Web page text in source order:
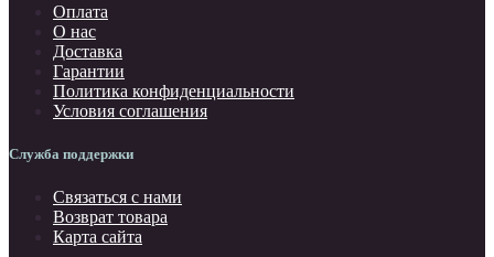
Оплата
О нас
Доставка
Гарантии
Политика конфиденциальности
Условия соглашения
Служба поддержки
Связаться с нами
Возврат товара
Карта сайта